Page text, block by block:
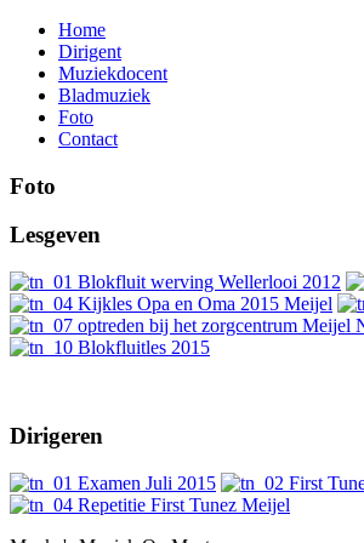
Home
Dirigent
Muziekdocent
Bladmuziek
Foto
Contact
Foto
Lesgeven
Dirigeren